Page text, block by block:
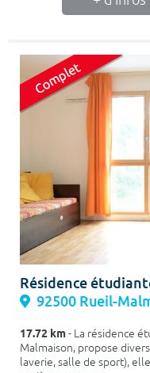
Résidence
92500 Rueil-
17.72 km- La résidence
Malmaison, propose
laverie, salle de sport),